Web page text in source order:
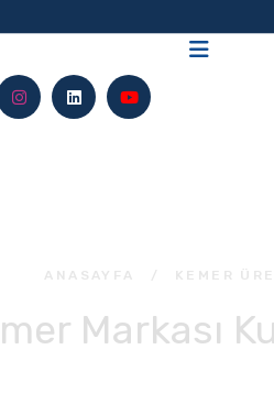
ANASAYFA / KEMER
Markası